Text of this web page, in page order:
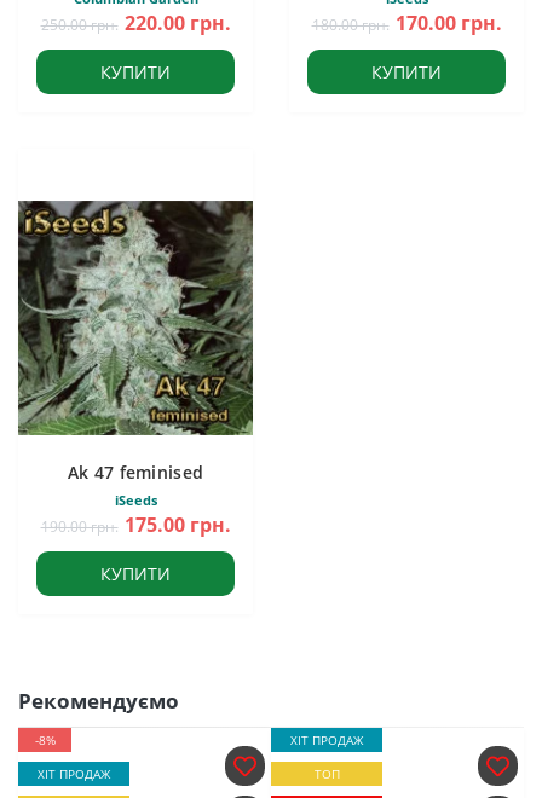
250.00 грн. 220.00 грн.
КУПИТИ
180.00 грн. 170.00 грн.
КУПИТИ
Ak 47 feminised
iSeeds
190.00 грн. 175.00 грн.
КУПИТИ
Рекомендуємо
-8%
ХІТ ПРОДАЖ
ХІТ ПРОДАЖ
ТОП